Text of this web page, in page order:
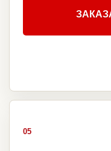
05